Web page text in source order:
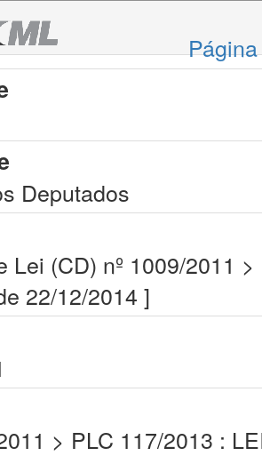
Deputados
Lei (CD) nº 1009/2011
22/12/2014 ]
> PLC 117/2013 :